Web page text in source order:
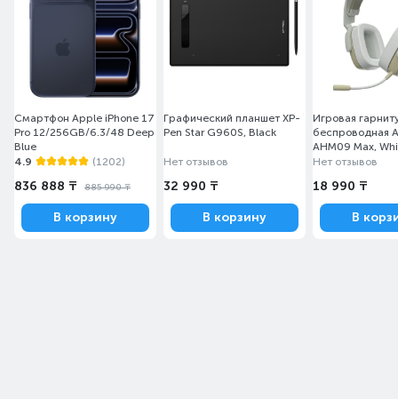
RGB-подсветка
Вы можете выбрать один из доступных 16.8
миллионов цветов или создать
собственную цветовую схему. Также вы
Смартфон Apple iPhone 17
Pro 12/256GB/6.3/48 Deep
Blue
4.9
(1202)
836 888 ₸ 885 990 ₸
В корзину
Графический планшет XP-
Pen Star G960S, Black
Нет отзывов
32 990 ₸
В корзину
Игровая
беспроводная
AHM09 Max,
(AHM09/MAX/
Нет отзывов
18 990 ₸
В